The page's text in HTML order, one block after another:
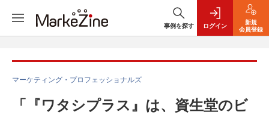
事例を探す ログイン
新規
会員登録
マーケティング・プロフェッショナルズ
「『ワタシプラス』は、資生堂のビ